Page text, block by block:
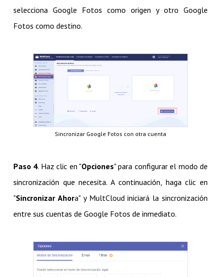
selecciona Google Fotos como origen y otro Google
Fotos como destino.
Sincronizar Google Fotos con otra cuenta
Paso 4. Haz clic en "Opciones" para configurar el modo de
sincronización que necesita. A continuación, haga clic en
"Sincronizar Ahora" y MultCloud iniciará la sincronización
entre sus cuentas de Google Fotos de inmediato.